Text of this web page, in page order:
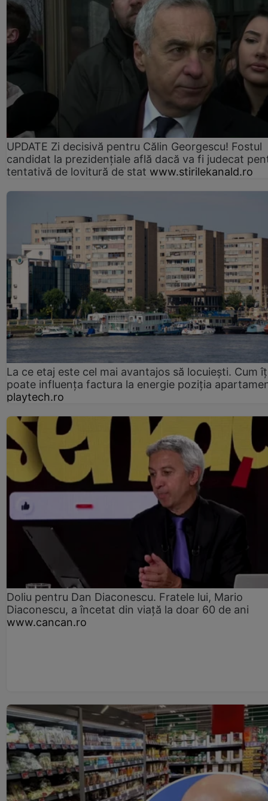
UPDATE Zi decisivă pentru Călin Georgescu! Fostul
candidat la prezidențiale află dacă va fi judecat
tentativă de lovitură de stat www.stirilekanald.ro
La ce etaj este cel mai avantajos să locuiești. Cum
poate influența factura la energie poziția
playtech.ro
Doliu pentru Dan Diaconescu. Fratele lui, Mario
Diaconescu, a încetat din viață la doar 60 de ani
www.cancan.ro